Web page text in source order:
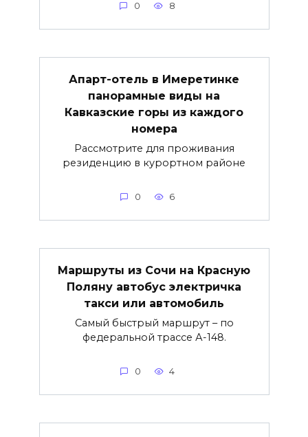
0 8
Апарт-отель в Имеретинке
панорамные виды на
Кавказские горы из каждого
номера
Рассмотрите для проживания
резиденцию в курортном районе
0 6
Маршруты из Сочи на Красную
Поляну автобус электричка
такси или автомобиль
Самый быстрый маршрут – по
федеральной трассе А-148.
0 4